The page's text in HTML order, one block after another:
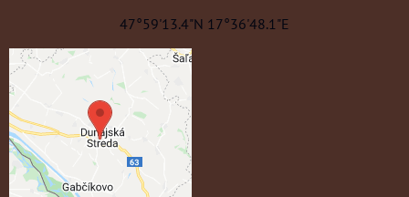
47°59'13.4"N 17°36'48.1"E